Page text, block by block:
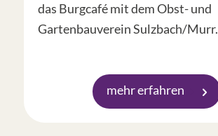
das Burgcafé mit dem Obst- und
Gartenbauverein Sulzbach/Murr.
mehr erfahren